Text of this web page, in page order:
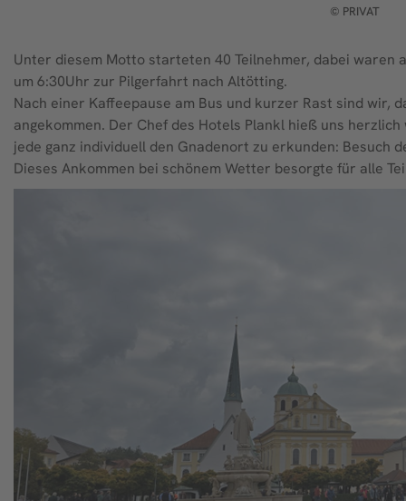
© PRIVAT
Unter diesem Motto starteten 40 Teilnehmer, dabei waren
um 6:30Uhr zur Pilgerfahrt nach Altötting.
Nach einer Kaffeepause am Bus und kurzer Rast sind
angekommen. Der Chef des Hotels Plankl hieß uns
jede ganz individuell den Gnadenort zu erkunden: Besuch
Dieses Ankommen bei schönem Wetter besorgte für alle